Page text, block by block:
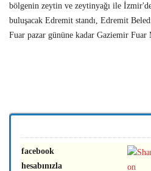
bölgenin zeytin ve zeytinyağı ile
buluşacak Edremit standı, Edremit
Fuar pazar gününe kadar Gaziemir Fuar
facebook
hesabınızla